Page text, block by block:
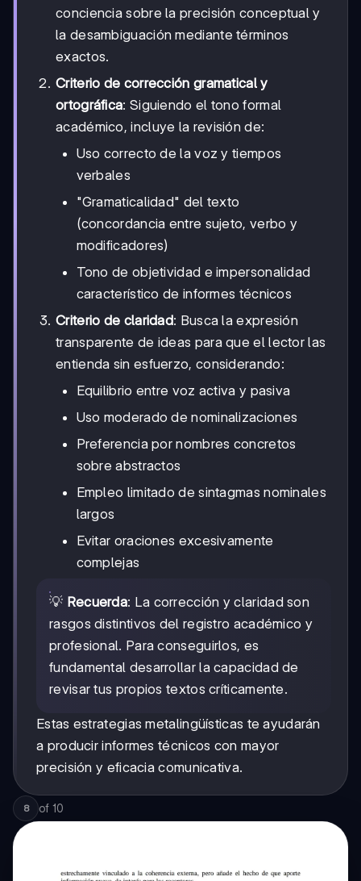
conciencia sobre la precisión conceptual y
la desambiguación mediante términos
exactos.
Criterio de corrección gramatical y
ortográfica: Siguiendo el tono formal
académico, incluye la revisión de:
Uso correcto de la voz y tiempos
verbales
"Gramaticalidad" del texto
(concordancia entre sujeto, verbo y
modificadores)
Tono de objetividad e impersonalidad
característico de informes técnicos
Criterio de claridad: Busca la expresión
transparente de ideas para que el lector las
entienda sin esfuerzo, considerando:
Equilibrio entre voz activa y pasiva
Uso moderado de nominalizaciones
Preferencia por nombres concretos
sobre abstractos
Empleo limitado de sintagmas nominales
largos
Evitar oraciones excesivamente
complejas
💡 Recuerda: La corrección y claridad son
rasgos distintivos del registro académico y
profesional. Para conseguirlos, es
fundamental desarrollar la capacidad de
revisar tus propios textos críticamente.
Estas estrategias metalingüísticas te ayudarán
a producir informes técnicos con mayor
precisión y eficacia comunicativa.
8 of 10